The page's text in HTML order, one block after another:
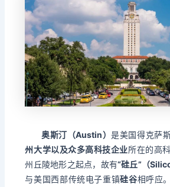
奥斯汀（Austin）是美国得克萨
州大学以及众多高科技企业所在的高
州丘陵地形之起点，故有“硅丘”（
与美国西部传统电子重镇硅谷相呼应